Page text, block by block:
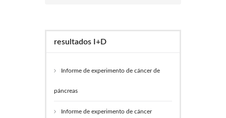
resultados I+D
Informe de experimento de cáncer de
páncreas
Informe de experimento de cáncer